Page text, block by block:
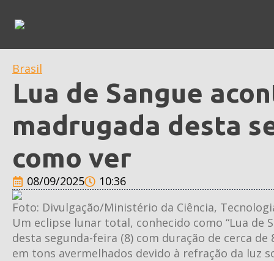
Brasil
Lua de Sangue
madrugada desta
como ver
08/09/2025
10:36
Foto: Divulgação/Ministério da Ciência,
Um eclipse lunar total, conhecido como “Lua de
desta segunda-feira (8) com duração de cerca
em tons avermelhados devido à refração da luz